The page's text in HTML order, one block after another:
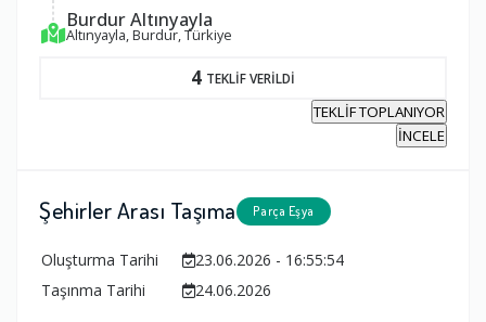
Burdur Altınyayla
Altınyayla, Burdur, Türkiye
4 TEKLİF VERİLDİ
TEKLİF TOPLANIYOR
İNCELE
Şehirler Arası Taşıma Parça Eşya
Oluşturma Tarihi
23.06.2026 - 16:55:54
Taşınma Tarihi
24.06.2026